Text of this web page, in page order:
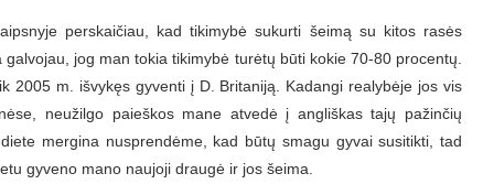
perskaičiau, kad tikimybė sukurti šeimą su kitos rasės
jog man tokia tikimybė turėtų būti kokie 70-80 procentų.
2005 m. išvykęs gyventi į D. Britaniją. Kadangi realybėje jos vis
neužilgo paieškos mane atvedė į angliškas tajų pažinčių
mergina nusprendėme, kad būtų smagu gyvai susitikti, tad
gyveno mano naujoji draugė ir jos šeima.